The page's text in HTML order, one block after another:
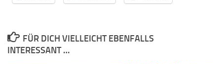
FÜR DICH VIELLEICHT EBENFALLS
INTERESSANT …